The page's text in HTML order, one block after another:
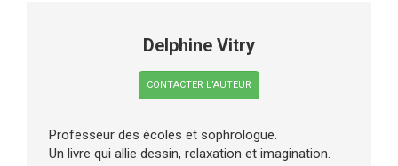
Delphine Vitry
CONTACTER L’AUTEUR
Professeur des écoles et sophrologue.
Un livre qui allie dessin, relaxation et imagination.